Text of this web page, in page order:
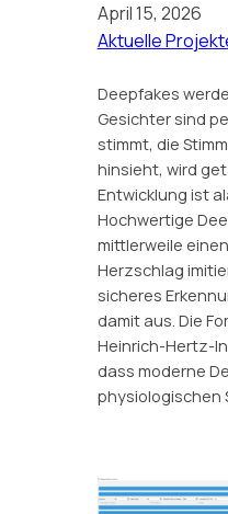
April 15, 2026
Aktuelle
Deepfakes
Gesichter sind
stimmt, die
hinsieht, wird
Entwicklung ist
Hochwertige
mittlerweile
Herzschlag
sicheres
damit aus. Die
Heinrich-Hertz-
dass moderne
physiologischen